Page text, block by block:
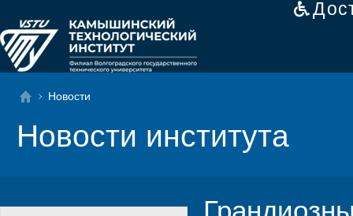
Новости
Новости института